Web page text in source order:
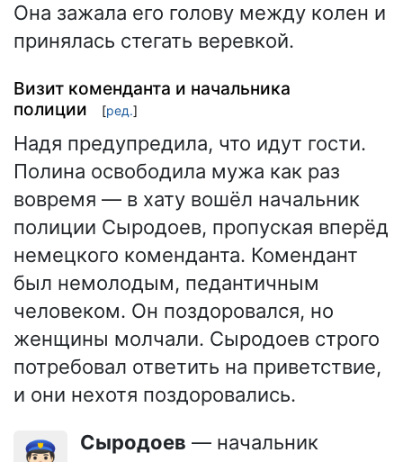
Она зажала его голову между колен и
принялась стегать веревкой.
Визит коменданта и начальника
полиции
[ред.]
Надя предупредила, что идут гости.
Полина освободила мужа как раз
вовремя — в хату вошёл начальник
полиции Сыродоев, пропуская вперёд
немецкого коменданта. Комендант
был немолодым, педантичным
человеком. Он поздоровался, но
женщины молчали. Сыродоев строго
потребовал ответить на приветствие,
и они нехотя поздоровались.
Сыродоев — начальник